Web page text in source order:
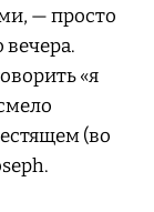
— просто
«я
(во